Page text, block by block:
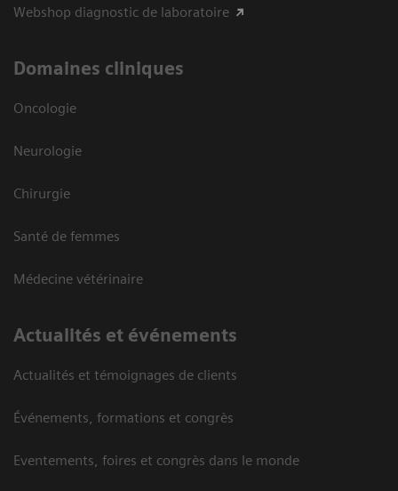
Webshop diagnostic de laboratoire
Domaines cliniques
Oncologie
Neurologie
Chirurgie
Santé de femmes
Médecine vétérinaire
Actualités et événements
Actualités et témoignages de clients
Événements, formations et congrès
Eventements, foires et congrès dans le monde